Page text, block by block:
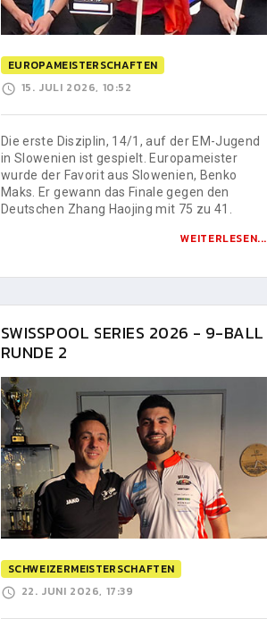
EUROPAMEISTERSCHAFTEN
15. JULI 2026, 10:52
Die erste Disziplin, 14/1, auf der EM-Jugend
in Slowenien ist gespielt. Europameister
wurde der Favorit aus Slowenien, Benko
Maks. Er gewann das Finale gegen den
Deutschen Zhang Haojing mit 75 zu 41.
WEITERLESEN...
SWISSPOOL SERIES 2026 - 9-BALL
RUNDE 2
SCHWEIZERMEISTERSCHAFTEN
22. JUNI 2026, 17:39